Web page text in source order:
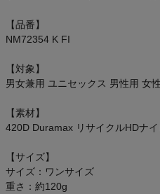
オン On
お気に入り
【品番】
NM72354 K FI
【対象】
男女兼用 ユニセックス 男性用 女
【素材】
420D Duramax リサイクルHDナイ
【サイズ】
サイズ：ワンサイズ
重さ：約120g